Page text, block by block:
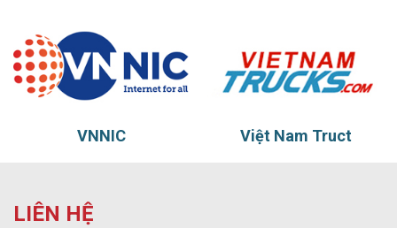
Việt Nam Truct Thủy vũ
LIÊN HỆ